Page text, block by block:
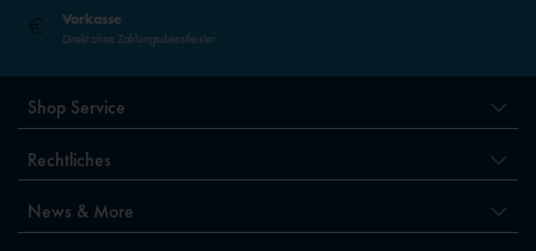
Vorkasse
Direkt ohne Zahlungsdienstleister
Shop Service
Rechtliches
News & More